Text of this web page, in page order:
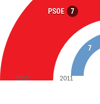
PSOE 7
7
2015 2011